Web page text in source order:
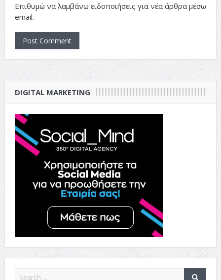
Επιθυμώ να λαμβάνω ειδοποιήσεις για νέα άρθρα μέσω
email.
DIGITAL MARKETING